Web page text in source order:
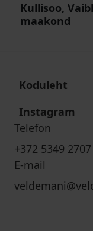
Kullisoo,
maakond
Koduleht
Instagram
Telefon
+372 5349 2707
E-mail